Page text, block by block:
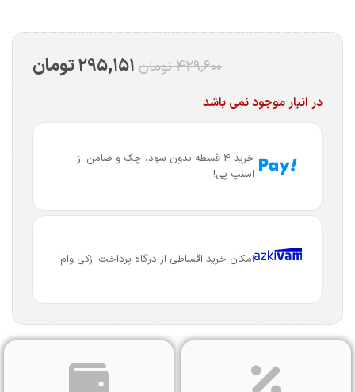
۴۲۹,۶۰۰تومان ۲۹۵,۱۵۱تومان
در انبار موجود نمی باشد
خرید 4 قسطه بدون سود، چک و ضامن از
اسنپ پی!
امکان خرید اقساطی از درگاه پرداخت ازکی وام!